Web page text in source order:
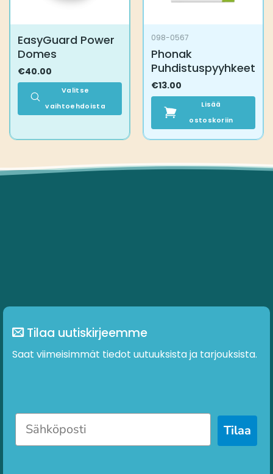
EasyGuard Power
Domes
€40.00
Valitse
vaihtoehdoista
muunnelma.
098-0567
Phonak
Puhdistuspyyhkeet
€13.00
Lisää
ostoskoriin
Tilaa uutiskirjeemme
Saat viimeisimmät tiedot uutuuksista ja tarjouksista.
Tilaa